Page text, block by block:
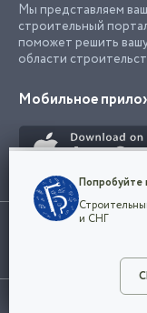
Мы представляем
строительный
поможет решить
области
Мобильное
Использование сайта, в
марки представленные
Мы используем
наш сайт
Политикой
и принимаете
и СНГ